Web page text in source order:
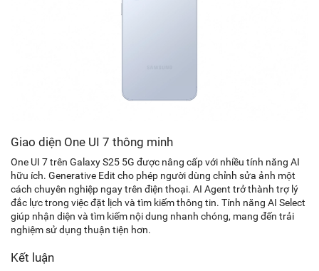
Giao diện One UI 7 thông minh
One UI 7 trên Galaxy S25 5G được nâng cấp với nhiều tính năng AI
hữu ích. Generative Edit cho phép người dùng chỉnh sửa ảnh một
cách chuyên nghiệp ngay trên điện thoại. AI Agent trở thành trợ lý
đắc lực trong việc đặt lịch và tìm kiếm thông tin. Tính năng AI Select
giúp nhận diện và tìm kiếm nội dung nhanh chóng, mang đến trải
nghiệm sử dụng thuận tiện hơn.
Kết luận